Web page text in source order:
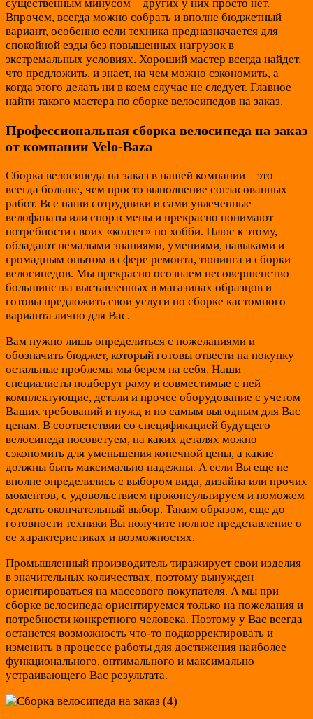
существенным минусом – других у них просто нет.
Впрочем, всегда можно собрать и вполне бюджетный
вариант, особенно если техника предназначается для
спокойной езды без повышенных нагрузок в
экстремальных условиях. Хороший мастер всегда найдет,
что предложить, и знает, на чем можно сэкономить, а
когда этого делать ни в коем случае не следует. Главное –
найти такого мастера по сборке велосипедов на заказ.
Профессиональная сборка велосипеда на заказ
от компании Velo-Baza
Сборка велосипеда на заказ в нашей компании – это
всегда больше, чем просто выполнение согласованных
работ. Все наши сотрудники и сами увлеченные
велофанаты или спортсмены и прекрасно понимают
потребности своих «коллег» по хобби. Плюс к этому,
обладают немалыми знаниями, умениями, навыками и
громадным опытом в сфере ремонта, тюнинга и сборки
велосипедов. Мы прекрасно осознаем несовершенство
большинства выставленных в магазинах образцов и
готовы предложить свои услуги по сборке кастомного
варианта лично для Вас.
Вам нужно лишь определиться с пожеланиями и
обозначить бюджет, который готовы отвести на покупку –
остальные проблемы мы берем на себя. Наши
специалисты подберут раму и совместимые с ней
комплектующие, детали и прочее оборудование с учетом
Ваших требований и нужд и по самым выгодным для Вас
ценам. В соответствии со спецификацией будущего
велосипеда посоветуем, на каких деталях можно
сэкономить для уменьшения конечной цены, а какие
должны быть максимально надежны. А если Вы еще не
вполне определились с выбором вида, дизайна или прочих
моментов, с удовольствием проконсультируем и поможем
сделать окончательный выбор. Таким образом, еще до
готовности техники Вы получите полное представление о
ее характеристиках и возможностях.
Промышленный производитель тиражирует свои изделия
в значительных количествах, поэтому вынужден
ориентироваться на массового покупателя. А мы при
сборке велосипеда ориентируемся только на пожелания и
потребности конкретного человека. Поэтому у Вас всегда
останется возможность что-то подкорректировать и
изменить в процессе работы для достижения наиболее
функционального, оптимального и максимально
устраивающего Вас результата.